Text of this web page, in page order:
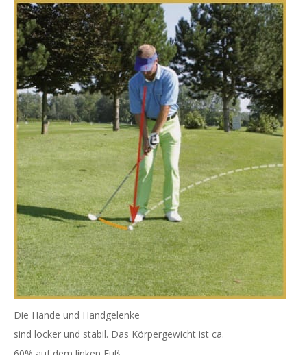
Die Hände und Handgelenke
sind locker und stabil. Das Körpergewicht ist ca.